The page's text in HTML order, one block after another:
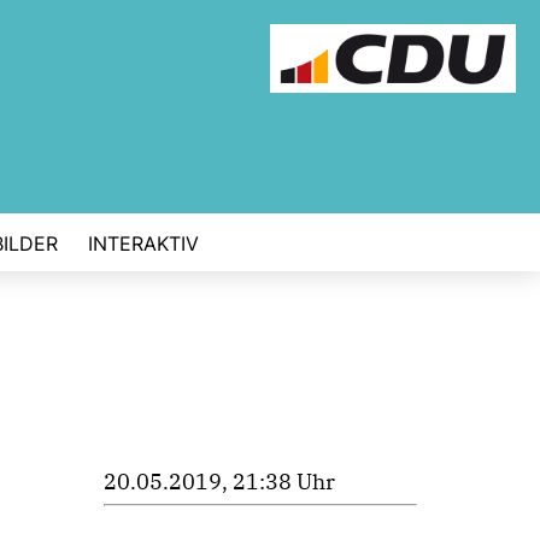
INTERAKTIV
20.05.2019, 21:38 Uhr